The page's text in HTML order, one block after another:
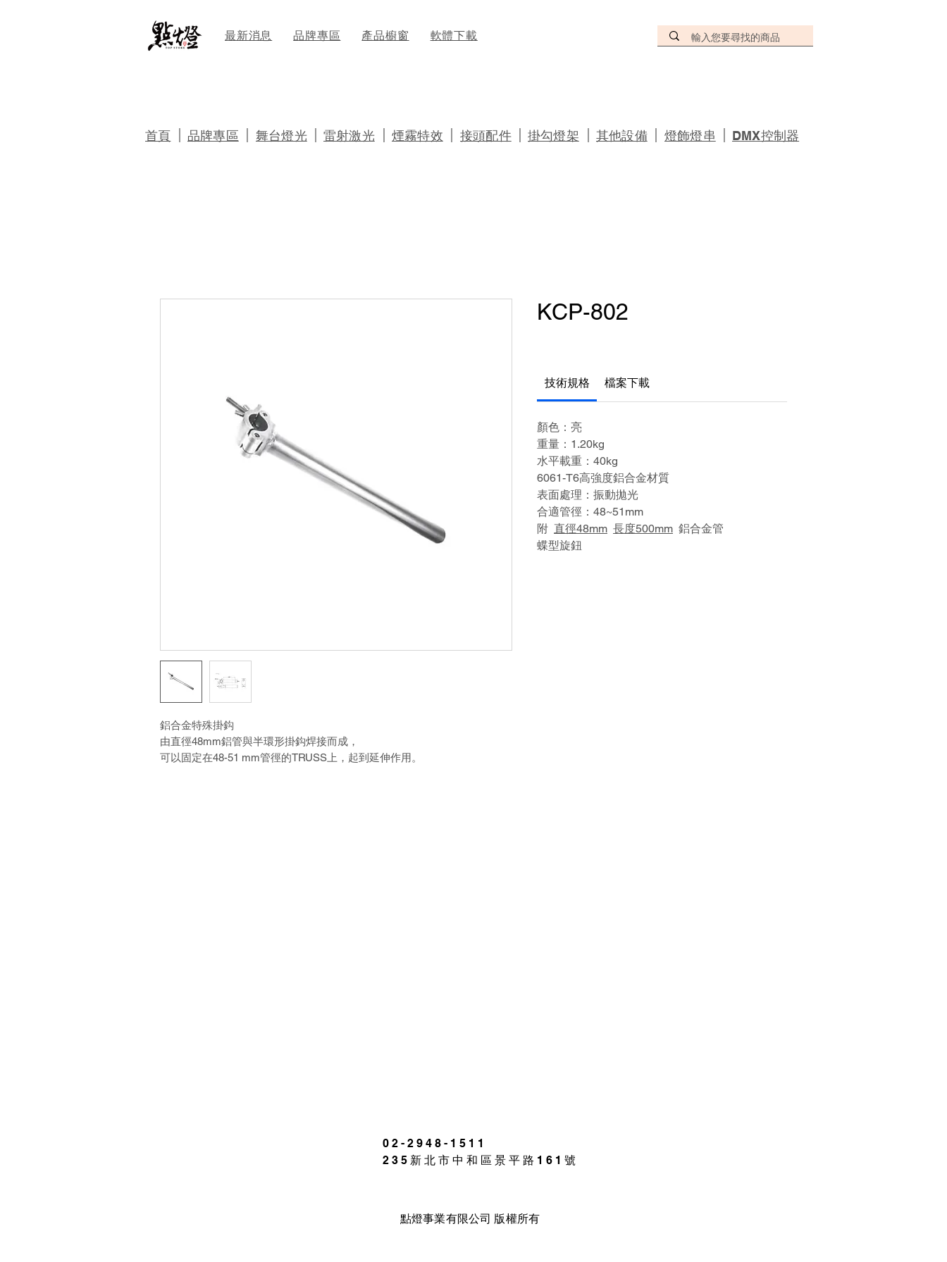
最新消息 品牌專區 產品櫥窗 軟體下載
首頁 ｜ 品牌專區 舞台燈光
｜ ｜ 雷射激光 ｜ 煙霧特效 接頭配件
｜ ｜ 掛勾燈架 ｜ 其他設備 燈飾燈串
｜ ｜ DMX控制器
鋁合金特殊掛鈎
由直徑48mm鋁管與半環形掛鈎焊接而成，
可以固定在48-51 mm管徑的TRUSS上，起到延伸作用。
KCP-802
技術規格 檔案下載
顏色：亮
重量：1.20kg
水平載重：40kg
6061-T6高強度鋁合金材質
表面處理：振動拋光
合適管徑：48~51mm
附 直徑48mm 長度500mm 鋁合金管
蝶型旋鈕
02-2948-1511
235新北市中和區景平路161號
點燈事業有限公司 版權所有